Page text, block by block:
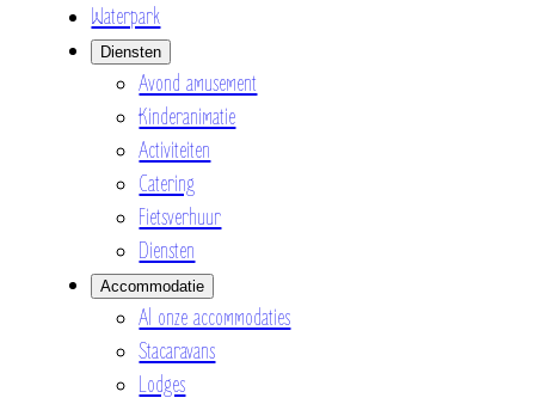
Waterpark
Diensten
Avond amusement
Kinderanimatie
Activiteiten
Catering
Fietsverhuur
Diensten
Accommodatie
Al onze accommodaties
Stacaravans
Lodges